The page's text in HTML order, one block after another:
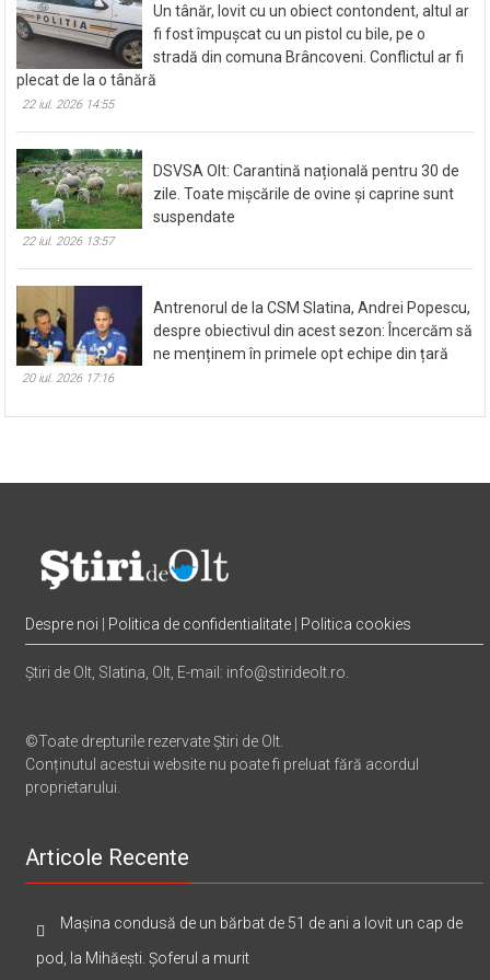
Un tânăr, lovit cu un obiect contondent, altul ar
fi fost împușcat cu un pistol cu bile, pe o
stradă din comuna Brâncoveni. Conflictul ar fi
plecat de la o tânără
22 iul. 2026 14:55
DSVSA Olt: Carantină națională pentru 30 de
zile. Toate mișcările de ovine și caprine sunt
suspendate
22 iul. 2026 13:57
Antrenorul de la CSM Slatina, Andrei Popescu,
despre obiectivul din acest sezon: Încercăm să
ne menținem în primele opt echipe din țară
20 iul. 2026 17:16
Despre noi Politica de confidentialitate Politica cookies
Știri de Olt, Slatina, Olt, E-mail: info@stirideolt.ro.
©Toate drepturile rezervate Știri de Olt.
Conținutul acestui website nu poate fi preluat fără acordul
proprietarului.
Articole Recente
Mașina condusă de un bărbat de 51 de ani a lovit un cap de
pod, la Mihăești. Șoferul a murit